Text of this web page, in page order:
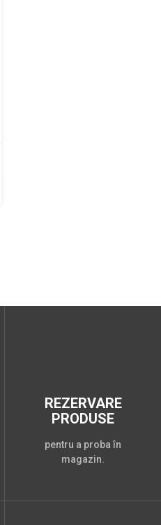
REZERVARE
PRODUSE
pentru a proba în
magazin.